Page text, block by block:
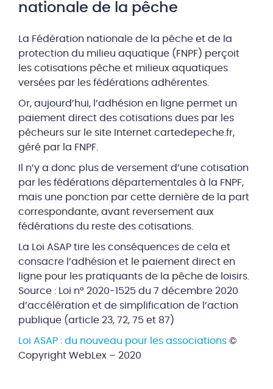
nationale de la pêche
La Fédération nationale de la pêche et de la
protection du milieu aquatique (FNPF) perçoit
les cotisations pêche et milieux aquatiques
versées par les fédérations adhérentes.
Or, aujourd’hui, l’adhésion en ligne permet un
paiement direct des cotisations dues par les
pêcheurs sur le site Internet cartedepeche.fr,
géré par la FNPF.
Il n’y a donc plus de versement d’une cotisation
par les fédérations départementales à la FNPF,
mais une ponction par cette dernière de la part
correspondante, avant reversement aux
fédérations du reste des cotisations.
La Loi ASAP tire les conséquences de cela et
consacre l’adhésion et le paiement direct en
ligne pour les pratiquants de la pêche de loisirs.
Source : Loi n° 2020-1525 du 7 décembre 2020
d’accélération et de simplification de l’action
publique (article 23, 72, 75 et 87)
Loi ASAP : du nouveau pour les associations ©
Copyright WebLex – 2020